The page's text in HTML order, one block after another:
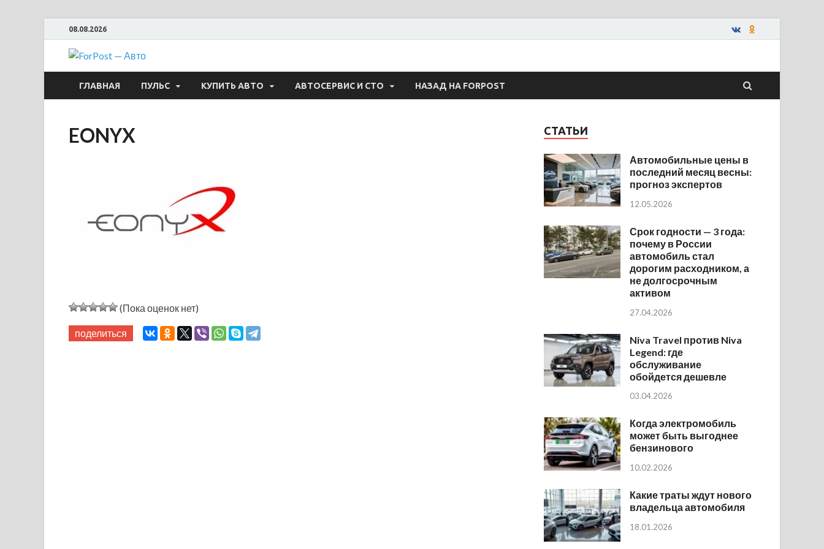
08.08.2026
ForPost — Авто
ГЛАВНАЯ ПУЛЬС КУПИТЬ АВТО АВТОСЕРВИС И СТО НАЗАД НА FORPOST
EONYX
(Пока оценок нет)
поделиться
СТАТЬИ
Автомобильные цены в
последний месяц весны:
прогноз экспертов
12.05.2026
Срок годности — 3 года:
почему в России
автомобиль стал
дорогим расходником, а
не долгосрочным
активом
27.04.2026
Niva Travel против Niva
Legend: где
обслуживание
обойдется дешевле
03.04.2026
Когда электромобиль
может быть выгоднее
бензинового
10.02.2026
Какие траты ждут нового
владельца автомобиля
18.01.2026